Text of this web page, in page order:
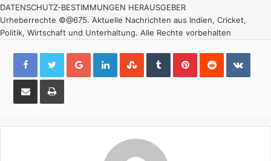
DATENSCHUTZ-BESTIMMUNGEN HERAUSGEBER
Urheberrechte ©@675. Aktuelle Nachrichten aus Indien, Cricket,
Politik, Wirtschaft und Unterhaltung. Alle Rechte vorbehalten
Google+LinkedInStumbleUpon
TumblrPinterestReddit
Share
Email
Print